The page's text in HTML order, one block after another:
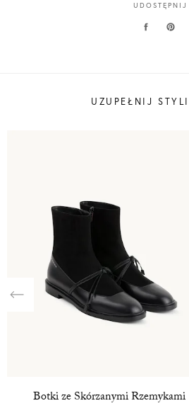
UDOSTĘPNIJ
UZUPEŁNIJ
Botki ze Skórzanymi Rzemykami
Previous